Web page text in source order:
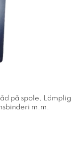
på spole. Lämplig
m.m.